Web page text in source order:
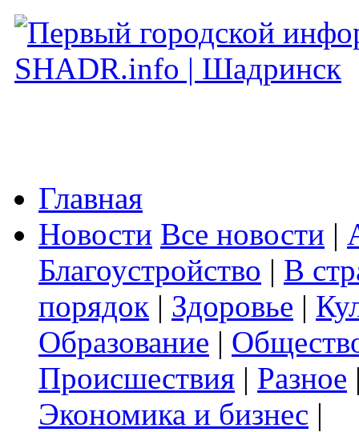
Главная
Новости Все новости |
Благоустройство | В
порядок | Здоровье |
Образование |
Происшествия | Разное
Экономика и бизнес |